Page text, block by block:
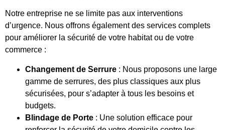
Notre entreprise ne se limite pas aux interventions
d’urgence. Nous offrons également des services complets
pour améliorer la sécurité de votre habitat ou de votre
commerce :
Changement de Serrure : Nous proposons une large
gamme de serrures, des plus classiques aux plus
sécurisées, pour s’adapter à tous les besoins et
budgets.
Blindage de Porte : Une solution efficace pour